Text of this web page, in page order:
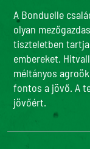
A Bonduelle
olyan
tiszteletben
embereket.
méltányos
fontos a jövő. A
jövőért.